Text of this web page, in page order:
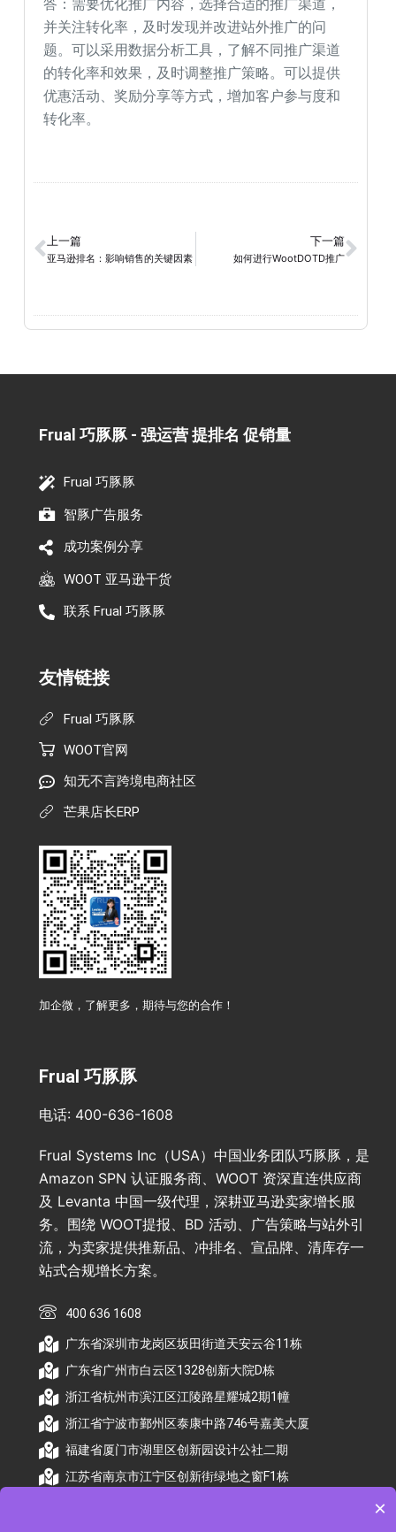
答：需要优化推广内容，选择合适的推广渠道，
并关注转化率，及时发现并改进站外推广的问
题。可以采用数据分析工具，了解不同推广渠道
的转化率和效果，及时调整推广策略。可以提供
优惠活动、奖励分享等方式，增加客户参与度和
转化率。
上一篇
亚马逊排名：影响销售的关键因素
下一篇
如何进行WootDOTD推广
Frual 巧豚豚 - 强运营 提排名 促销量​
Frual 巧豚豚
智豚广告服务
成功案例分享
WOOT 亚马逊干货
联系 Frual 巧豚豚
友情链接
Frual 巧豚豚
WOOT官网
知无不言跨境电商社区
芒果店长ERP
加企微，了解更多，期待与您的合作！
Frual 巧豚豚
电话: 400-636-1608
Frual Systems Inc（USA）中国业务团队巧豚豚，是
Amazon SPN 认证服务商、WOOT 资深直连供应商
及 Levanta 中国一级代理，深耕亚马逊卖家增长服
务。围绕 WOOT提报、BD 活动、广告策略与站外引
流，为卖家提供推新品、冲排名、宣品牌、清库存一
站式合规增长方案。
400 636 1608
广东省深圳市龙岗区坂田街道天安云谷11栋
广东省广州市白云区1328创新大院D栋
浙江省杭州市滨江区江陵路星耀城2期1幢
浙江省宁波市鄞州区泰康中路746号嘉美大厦
福建省厦门市湖里区创新园设计公社二期
江苏省南京市江宁区创新街绿地之窗F1栋
×